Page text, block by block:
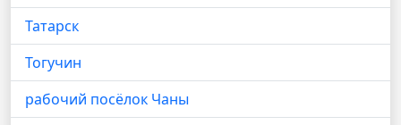
Татарск
Тогучин
рабочий посёлок Чаны